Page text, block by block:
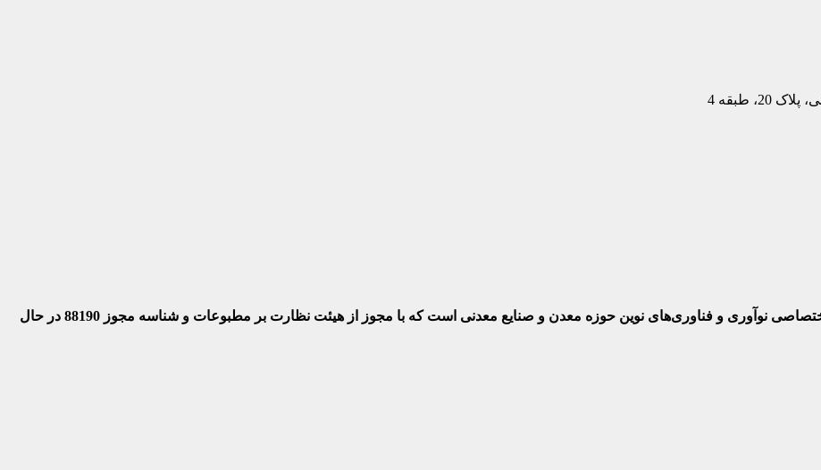
طبقه 4
اختصاصی نوآوری و فناوری‌های نوین حوزه معدن و صنایع معدنی‌ است که با مجوز از هیئت نظارت بر مطبوعات
و شناسه مجوز 88190 در حال